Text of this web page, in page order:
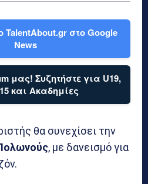
TalentAbout.gr στο Google
News
μας! Συζητήστε για U19,
και Ακαδημίες
θα συνεχίσει την
, με δανεισμό για